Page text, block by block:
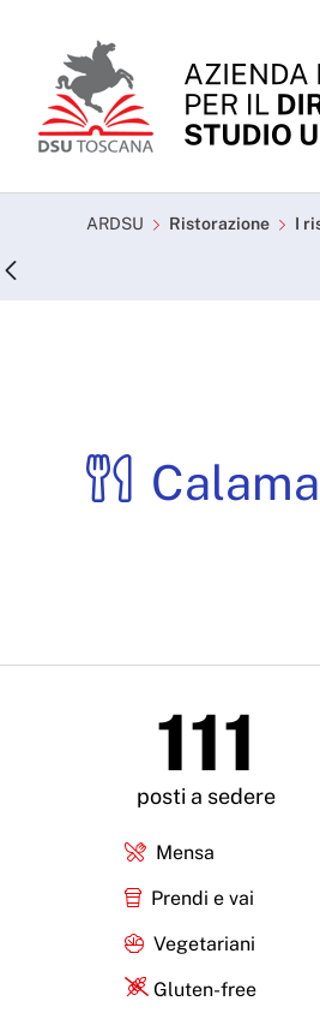
Calamandrei -
ARDSU Ristorazione I
111
posti a sedere
Mensa
Prendi e vai
Vegetariani
Gluten-free